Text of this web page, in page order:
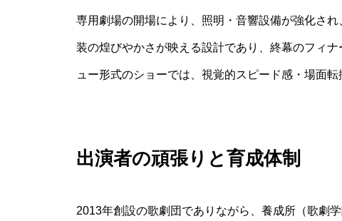
専用劇場の開場により、照明・音響設備が強化さ
装の煌びやかさが映える設計であり、終幕のフィ
ュー形式のショーでは、視覚的スピード感・場面転
出演者の頑張りと育成体制
2013年創設の歌劇団でありながら、養成所（歌劇